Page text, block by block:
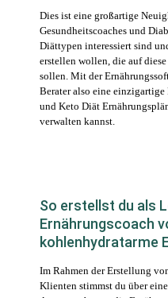
Dies ist eine großartige
Gesundheitscoaches und
Diättypen interessiert sind
erstellen wollen, die auf
sollen. Mit der
Berater also eine
und Keto Diät
verwalten kannst.
So erstellst du als
Ernährungscoach
kohlenhydratarme
Im Rahmen der Erstellung
Klienten stimmst du über